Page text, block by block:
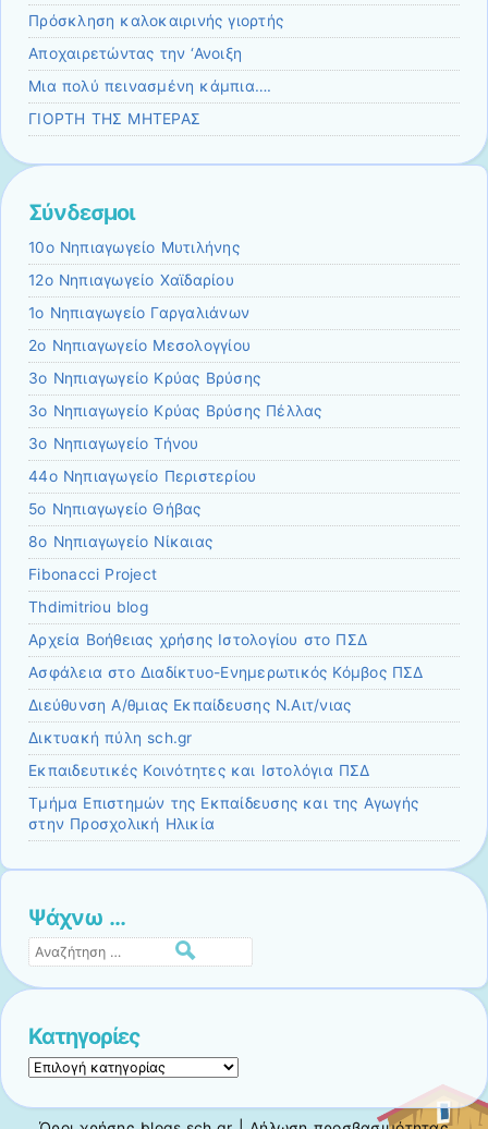
Πρόσκληση καλοκαιρινής γιορτής
Αποχαιρετώντας την ‘Ανοιξη
Μια πολύ πεινασμένη κάμπια….
ΓΙΟΡΤΗ ΤΗΣ ΜΗΤΕΡΑΣ
Σύνδεσμοι
10ο Νηπιαγωγείο Μυτιλήνης
12ο Νηπιαγωγείο Χαϊδαρίου
1ο Νηπιαγωγείο Γαργαλιάνων
2ο Νηπιαγωγείο Μεσολογγίου
3ο Νηπιαγωγείο Κρύας Βρύσης
3ο Νηπιαγωγείο Κρύας Βρύσης Πέλλας
3ο Νηπιαγωγείο Τήνου
44ο Νηπιαγωγείο Περιστερίου
5ο Νηπιαγωγείο Θήβας
8ο Νηπιαγωγείο Νίκαιας
Fibonacci Project
Thdimitriou blog
Αρχεία Βοήθειας χρήσης Ιστολογίου στο ΠΣΔ
Ασφάλεια στο Διαδίκτυο-Ενημερωτικός Κόμβος ΠΣΔ
Διεύθυνση Α/θμιας Εκπαίδευσης Ν.Αιτ/νιας
Δικτυακή πύλη sch.gr
Εκπαιδευτικές Κοινότητες και Ιστολόγια ΠΣΔ
Τμήμα Επιστημών της Εκπαίδευσης και της Αγωγής
στην Προσχολική Ηλικία
Ψάχνω …
Αναζήτηση
Κατηγορίες
Κατηγορίες